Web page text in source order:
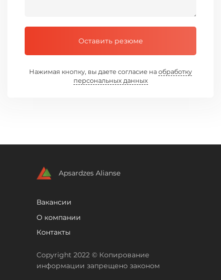
Оставить резюме
Нажимая кнопку, вы даете согласие на обработку
персональных данных
Apsardzes Alianse
Вакансии
О компании
Контакты
Copyright 2022 © Копирование
информации запрещено законом